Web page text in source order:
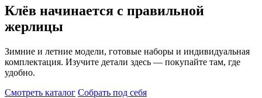
Клёв начинается с правильной
жерлицы
Зимние и летние модели, готовые наборы и индивидуальная
комплектация. Изучите детали здесь — покупайте там, где
удобно.
Смотреть каталог Собрать под себя